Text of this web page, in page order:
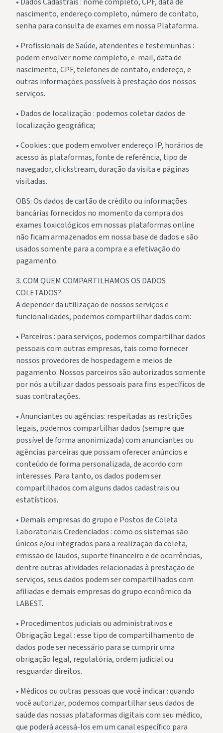
nascimento, endereço completo, número de contato,
senha para consulta de exames em nossa Plataforma.
• Profissionais de Saúde, atendentes e testemunhas :
podem envolver nome completo, e-mail, data de
nascimento, CPF, telefones de contato, endereço, e
outras informações possíveis à prestação dos nossos
serviços.
• Dados de localização : podemos coletar dados de
localização geográfica;
• Cookies : que podem envolver endereço IP, horários de
acesso às plataformas, fonte de referência, tipo de
navegador, clickstream, duração da visita e páginas
visitadas.
OBS: Os dados de cartão de crédito ou informações
bancárias fornecidos no momento da compra dos
exames toxicológicos em nossas plataformas online
não ficam armazenados em nossa base de dados e são
usados somente para a compra e a efetivação do
pagamento.
3. COM QUEM COMPARTILHAMOS OS DADOS
COLETADOS?
A depender da utilização de nossos serviços e
funcionalidades, podemos compartilhar dados com:
• Parceiros : para serviços, podemos compartilhar dados
pessoais com outras empresas, tais como fornecer
nossos provedores de hospedagem e meios de
pagamento. Nossos parceiros são autorizados somente
por nós a utilizar dados pessoais para fins específicos de
suas contratações.
• Anunciantes ou agências: respeitadas as restrições
legais, podemos compartilhar dados (sempre que
possível de forma anonimizada) com anunciantes ou
agências parceiras que possam oferecer anúncios e
conteúdo de forma personalizada, de acordo com
interesses. Para tanto, os dados podem ser
compartilhados com alguns dados cadastrais ou
estatísticos.
• Demais empresas do grupo e Postos de Coleta
Laboratoriais Credenciados : como os sistemas são
únicos e/ou integrados para a realização da coleta,
emissão de laudos, suporte financeiro e de ocorrências,
dentre outras atividades relacionadas à prestação de
serviços, seus dados podem ser compartilhados com
afiliadas e demais empresas do grupo econômico da
LABEST.
• Procedimentos judiciais ou administrativos e
Obrigação Legal : esse tipo de compartilhamento de
dados pode ser necessário para se cumprir uma
obrigação legal, regulatória, ordem judicial ou
resguardar direitos.
• Médicos ou outras pessoas que você indicar : quando
você autorizar, podemos compartilhar seus dados de
saúde das nossas plataformas digitais com seu médico,
que poderá acessá-los em um canal específico para